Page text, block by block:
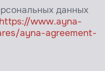
данных
https://www.ayna-
ayna-agreement-